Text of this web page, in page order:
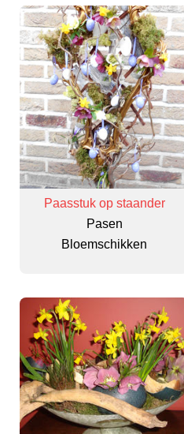
Paasstuk op staander
Pasen
Bloemschikken